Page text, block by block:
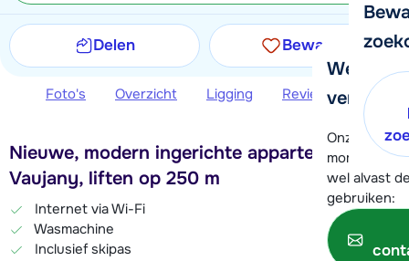
We
verder!
Onze
moment
wel alvast
gebruiken:
Delen Bewaren
Foto's Overzicht Ligging Reviews
Nieuwe, modern ingerichte appartementen in
Vaujany, liften op 250 m
Internet via Wi-Fi
Wasmachine
Inclusief skipas